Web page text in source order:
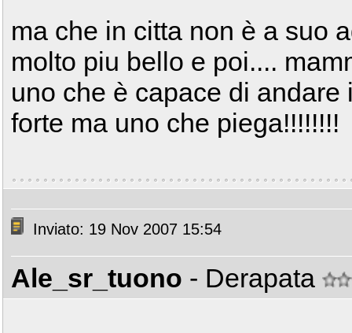
ma che in citta non è a suo
molto piu bello e poi....
uno che è capace di
forte ma uno che piega!!!!!!!!
Inviato: 19 Nov 2007 15:54
Ale_sr_tuono - Derapata